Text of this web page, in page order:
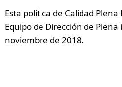
Esta política de Calidad
Equipo de Dirección de
noviembre de 2018.